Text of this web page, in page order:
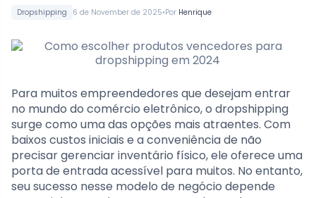
Dropshipping 6 de November de 2025•Por Henrique
Para muitos empreendedores que desejam entrar
no mundo do comércio eletrônico, o dropshipping
surge como uma das opções mais atraentes. Com
baixos custos iniciais e a conveniência de não
precisar gerenciar inventário físico, ele oferece uma
porta de entrada acessível para muitos. No entanto,
seu sucesso nesse modelo de negócio depende